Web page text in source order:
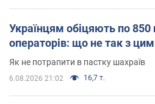
Українцям обіцяють по 850
операторів: що не так з
Як не потрапити в пастку шахраїв
6.08.2026 21:02 16,7 т.